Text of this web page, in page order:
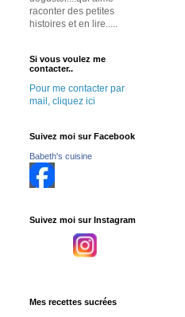
raconter des petites
histoires et en lire.....
Si vous voulez me
contacter..
Pour me contacter par
mail, cliquez ici
Suivez moi sur Facebook
Babeth's cuisine
Suivez moi sur Instagram
Mes recettes sucrées